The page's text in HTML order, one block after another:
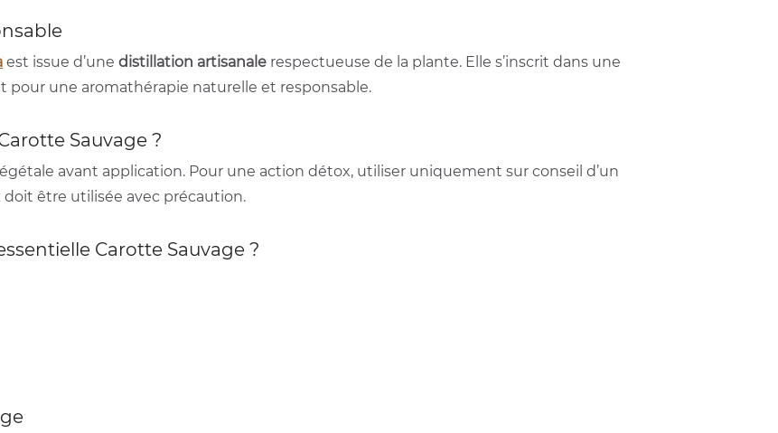
est issue d’une distillation artisanale respectueuse de la plante. Elle s’inscrit dans une
pour une aromathérapie naturelle et responsable.
Sauvage ?
avant application. Pour une action détox, utiliser uniquement sur conseil d’un
être utilisée avec précaution.
Carotte Sauvage ?